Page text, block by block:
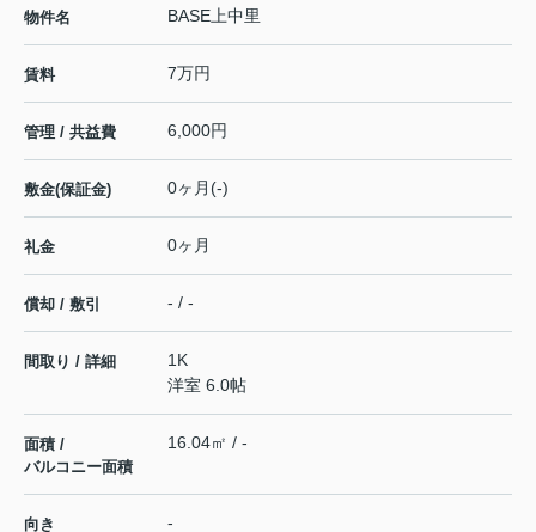
物件名 BASE上中里
賃料 7万円
管理 / 共益費 6,000円
敷金(保証金) 0ヶ月(-)
礼金 0ヶ月
償却 / 敷引 - / -
間取り / 詳細
1K
洋室 6.0帖
面積 /
バルコニー面積
16.04㎡ / -
向き -